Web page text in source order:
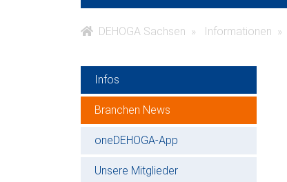
DEHOGA Sachsen Informationen
Infos
Branchen News
oneDEHOGA-App
Unsere Mitglieder